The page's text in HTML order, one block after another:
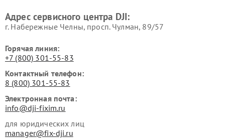
Адрес сервисного центра DJI:
г. Набережные Челны, просп. Чулман, 89/57
Горячая линия:
+7 (800) 301-55-83
Контактный телефон:
8 (800) 301-55-83
Электронная почта:
info@dji-fixim.ru
для юридических лиц
manager@fix-dji.ru